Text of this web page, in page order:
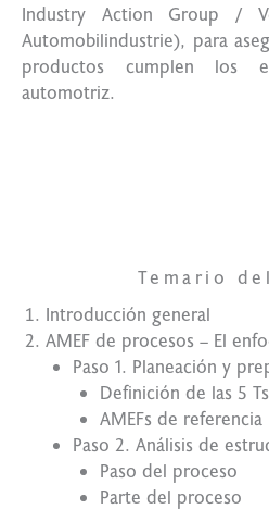
Industry Action Group /
Automobilindustrie), para
productos cumplen los
automotriz.
Temario
Introducción general
AMEF de procesos – El
Paso 1. Planeación y
Definición de las 5 Ts
AMEFs de referencia
Paso 2. Análisis de
Paso del proceso
Parte del proceso